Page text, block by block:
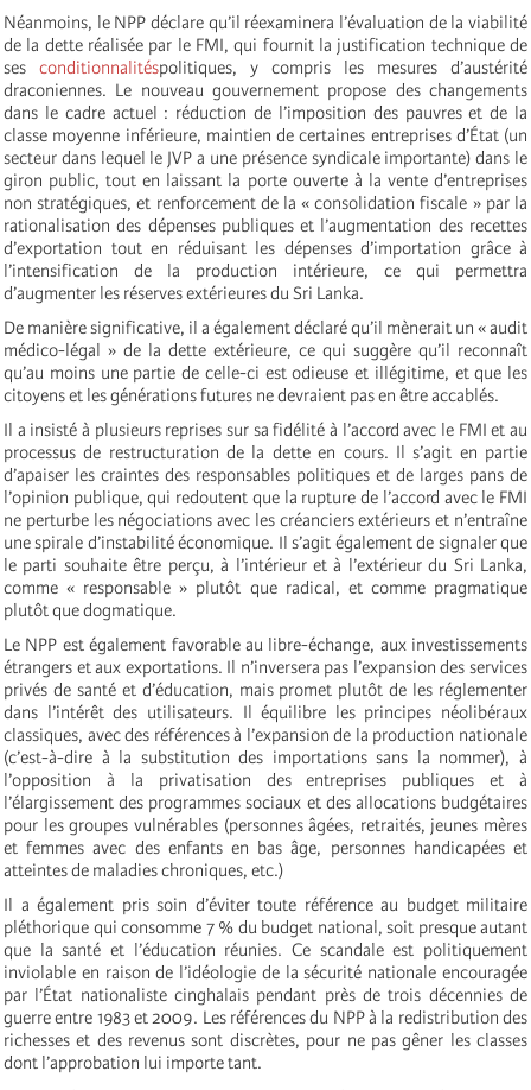
Néanmoins, le NPP déclare qu’il réexaminera l’évaluation de la viabilité
de la dette réalisée par le FMI, qui fournit la justification technique de
ses conditionnalitéspolitiques, y compris les mesures d’austérité
draconiennes. Le nouveau gouvernement propose des changements
dans le cadre actuel : réduction de l’imposition des pauvres et de la
classe moyenne inférieure, maintien de certaines entreprises d’État (un
secteur dans lequel le JVP a une présence syndicale importante) dans le
giron public, tout en laissant la porte ouverte à la vente d’entreprises
non stratégiques, et renforcement de la « consolidation fiscale » par la
rationalisation des dépenses publiques et l’augmentation des recettes
d’exportation tout en réduisant les dépenses d’importation grâce à
l’intensification de la production intérieure, ce qui permettra
d’augmenter les réserves extérieures du Sri Lanka.
De manière significative, il a également déclaré qu’il mènerait un « audit
médico-légal » de la dette extérieure, ce qui suggère qu’il reconnaît
qu’au moins une partie de celle-ci est odieuse et illégitime, et que les
citoyens et les générations futures ne devraient pas en être accablés.
Il a insisté à plusieurs reprises sur sa fidélité à l’accord avec le FMI et au
processus de restructuration de la dette en cours. Il s’agit en partie
d’apaiser les craintes des responsables politiques et de larges pans de
l’opinion publique, qui redoutent que la rupture de l’accord avec le FMI
ne perturbe les négociations avec les créanciers extérieurs et n’entraîne
une spirale d’instabilité économique. Il s’agit également de signaler que
le parti souhaite être perçu, à l’intérieur et à l’extérieur du Sri Lanka,
comme « responsable » plutôt que radical, et comme pragmatique
plutôt que dogmatique.
Le NPP est également favorable au libre-échange, aux investissements
étrangers et aux exportations. Il n’inversera pas l’expansion des services
privés de santé et d’éducation, mais promet plutôt de les réglementer
dans l’intérêt des utilisateurs. Il équilibre les principes néolibéraux
classiques, avec des références à l’expansion de la production nationale
(c’est-à-dire à la substitution des importations sans la nommer), à
l’opposition à la privatisation des entreprises publiques et à
l’élargissement des programmes sociaux et des allocations budgétaires
pour les groupes vulnérables (personnes âgées, retraités, jeunes mères
et femmes avec des enfants en bas âge, personnes handicapées et
atteintes de maladies chroniques, etc.)
Il a également pris soin d’éviter toute référence au budget militaire
pléthorique qui consomme 7 % du budget national, soit presque autant
que la santé et l’éducation réunies. Ce scandale est politiquement
inviolable en raison de l’idéologie de la sécurité nationale encouragée
par l’État nationaliste cinghalais pendant près de trois décennies de
guerre entre 1983 et 2009. Les références du NPP à la redistribution des
richesses et des revenus sont discrètes, pour ne pas gêner les classes
dont l’approbation lui importe tant.